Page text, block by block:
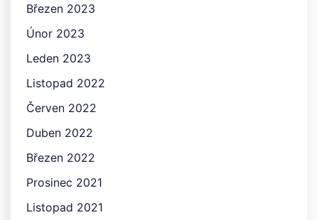
Březen 2023
Únor 2023
Leden 2023
Listopad 2022
Červen 2022
Duben 2022
Březen 2022
Prosinec 2021
Listopad 2021